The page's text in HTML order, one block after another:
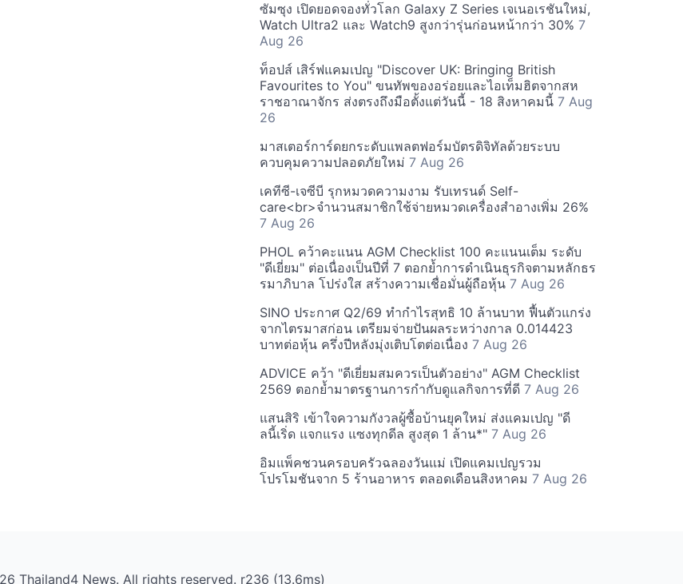
ซัมซุง เปิดยอดจองทั่วโลก Galaxy Z Series เจเนอเรชันใหม่,
Watch Ultra2 และ Watch9 สูงกว่ารุ่นก่อนหน้ากว่า 30% 7
Aug 26
ท็อปส์ เสิร์ฟแคมเปญ "Discover UK: Bringing British
Favourites to You" ขนทัพของอร่อยและไอเท็มฮิตจากสห
ราชอาณาจักร ส่งตรงถึงมือตั้งแต่วันนี้ - 18 สิงหาคมนี้ 7 Aug
26
มาสเตอร์การ์ดยกระดับแพลตฟอร์มบัตรดิจิทัลด้วยระบบ
ควบคุมความปลอดภัยใหม่ 7 Aug 26
เคทีซี-เจซีบี รุกหมวดความงาม รับเทรนด์ Self-
care<br>จำนวนสมาชิกใช้จ่ายหมวดเครื่องสำอางเพิ่ม 26%
7 Aug 26
PHOL คว้าคะแนน AGM Checklist 100 คะแนนเต็ม ระดับ
"ดีเยี่ยม" ต่อเนื่องเป็นปีที่ 7 ตอกย้ำการดำเนินธุรกิจตามหลักธร
รมาภิบาล โปร่งใส สร้างความเชื่อมั่นผู้ถือหุ้น 7 Aug 26
SINO ประกาศ Q2/69 ทำกำไรสุทธิ 10 ล้านบาท ฟื้นตัวแกร่ง
จากไตรมาสก่อน เตรียมจ่ายปันผลระหว่างกาล 0.014423
บาทต่อหุ้น ครึ่งปีหลังมุ่งเติบโตต่อเนื่อง 7 Aug 26
ADVICE คว้า "ดีเยี่ยมสมควรเป็นตัวอย่าง" AGM Checklist
2569 ตอกย้ำมาตรฐานการกำกับดูแลกิจการที่ดี 7 Aug 26
แสนสิริ เข้าใจความกังวลผู้ซื้อบ้านยุคใหม่ ส่งแคมเปญ "ดี
ลนี้เริ่ด แจกแรง แซงทุกดีล สูงสุด 1 ล้าน*" 7 Aug 26
อิมแพ็คชวนครอบครัวฉลองวันแม่ เปิดแคมเปญรวม
โปรโมชันจาก 5 ร้านอาหาร ตลอดเดือนสิงหาคม 7 Aug 26
Thailand4 News. All rights reserved. r236 (13.6ms)